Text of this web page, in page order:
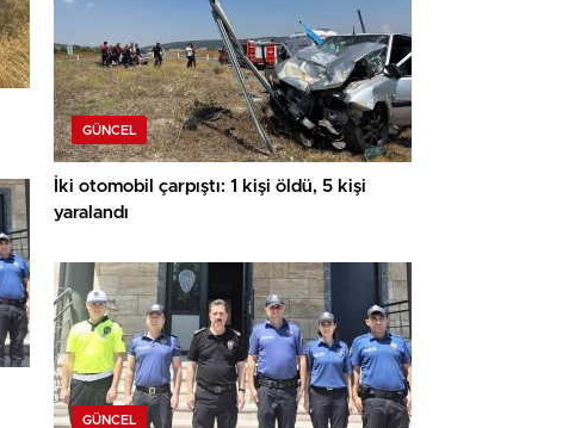
GÜNCEL
İki otomobil çarpıştı: 1 kişi öldü, 5 kişi
yaralandı
GÜNCEL